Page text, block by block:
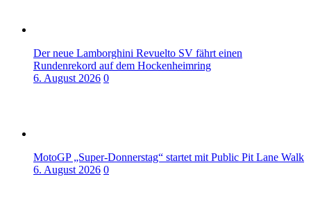
Der neue Lamborghini Revuelto SV fährt einen
Rundenrekord auf dem Hockenheimring
6. August 2026 0
MotoGP „Super-Donnerstag“ startet mit Public Pit Lane Walk
6. August 2026 0